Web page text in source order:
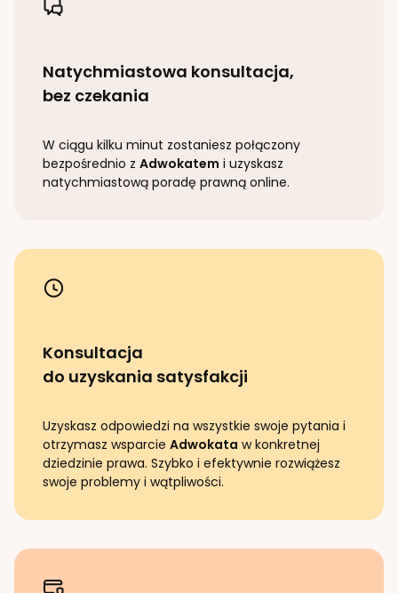
Natychmiastowa konsultacja,
bez czekania
W ciągu kilku minut zostaniesz połączony
bezpośrednio z Adwokatem i uzyskasz
natychmiastową poradę prawną online.
Konsultacja
do uzyskania satysfakcji
Uzyskasz odpowiedzi na wszystkie swoje pytania i
otrzymasz wsparcie Adwokata w konkretnej
dziedzinie prawa. Szybko i efektywnie rozwiążesz
swoje problemy i wątpliwości.